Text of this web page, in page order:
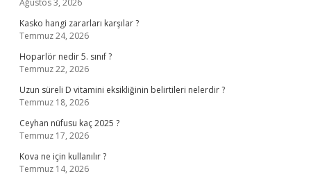
Ağustos 3, 2026
Kasko hangi zararları karşılar ?
Temmuz 24, 2026
Hoparlör nedir 5. sınıf ?
Temmuz 22, 2026
Uzun süreli D vitamini eksikliğinin belirtileri nelerdir ?
Temmuz 18, 2026
Ceyhan nüfusu kaç 2025 ?
Temmuz 17, 2026
Kova ne için kullanılır ?
Temmuz 14, 2026